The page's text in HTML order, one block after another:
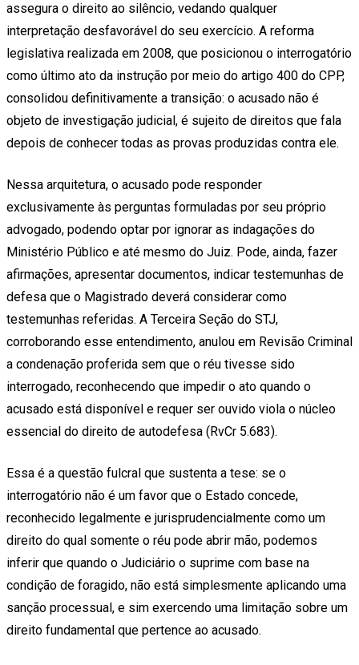
assegura o direito ao silêncio, vedando qualquer
interpretação desfavorável do seu exercício. A reforma
legislativa realizada em 2008, que posicionou o interrogatório
como último ato da instrução por meio do artigo 400 do CPP,
consolidou definitivamente a transição: o acusado não é
objeto de investigação judicial, é sujeito de direitos que fala
depois de conhecer todas as provas produzidas contra ele.
Nessa arquitetura, o acusado pode responder
exclusivamente às perguntas formuladas por seu próprio
advogado, podendo optar por ignorar as indagações do
Ministério Público e até mesmo do Juiz. Pode, ainda, fazer
afirmações, apresentar documentos, indicar testemunhas de
defesa que o Magistrado deverá considerar como
testemunhas referidas. A Terceira Seção do STJ,
corroborando esse entendimento, anulou em Revisão Criminal
a condenação proferida sem que o réu tivesse sido
interrogado, reconhecendo que impedir o ato quando o
acusado está disponível e requer ser ouvido viola o núcleo
essencial do direito de autodefesa (RvCr 5.683).
Essa é a questão fulcral que sustenta a tese: se o
interrogatório não é um favor que o Estado concede,
reconhecido legalmente e jurisprudencialmente como um
direito do qual somente o réu pode abrir mão, podemos
inferir que quando o Judiciário o suprime com base na
condição de foragido, não está simplesmente aplicando uma
sanção processual, e sim exercendo uma limitação sobre um
direito fundamental que pertence ao acusado.